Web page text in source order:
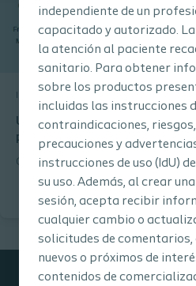
independiente de un
capacitado y autorizado.
la atención al paciente
sanitario. Para obtener
sobre los productos
incluidas las instrucciones
contraindicaciones,
precauciones y
instrucciones de uso (IdU)
su uso. Además, al crear
sesión, acepta recibir
cualquier cambio o
solicitudes de comentarios,
nuevos o próximos de
contenidos de
Interventional Urology Estudio de
User experience with the New
parameters
Clinical summary published on first
fiber laser and settings for urinary
Solano, Dr. Luigi Candela, Pf. Olivier
Dr. Mariela Corrales